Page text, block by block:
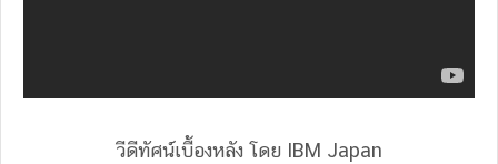
วีดีทัศน์เบื้องหลัง โดย IBM Japan